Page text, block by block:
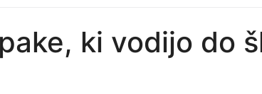
ki vodijo do